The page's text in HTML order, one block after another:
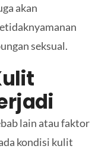
akan
seksual.
lain atau faktor
kondisi kulit